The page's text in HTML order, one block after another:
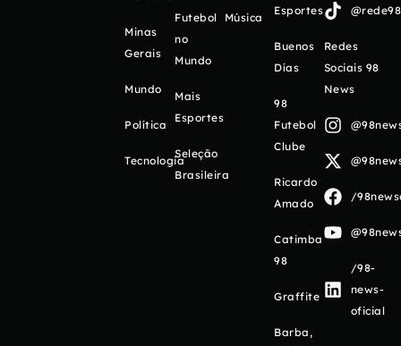
Minas
Gerais
Mundo
Política
Tecnologia
Futebol
no
Mundo
Mais
Esportes
Seleção
Brasileira
Música
Esportes
Buenos
Días
98
Futebol
Clube
Ricardo
Amado
Catimba
98
Graffite
Barba,
Redes
Sociais 98
News
/
/98-
news-
oficial